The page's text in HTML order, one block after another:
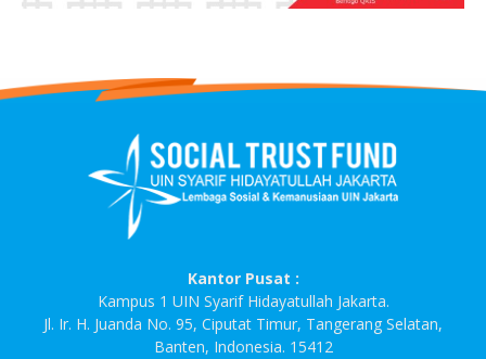
Kantor Pusat :
Kampus 1 UIN Syarif Hidayatullah Jakarta.
Jl. Ir. H. Juanda No. 95, Ciputat Timur, Tangerang Selatan,
Banten, Indonesia. 15412